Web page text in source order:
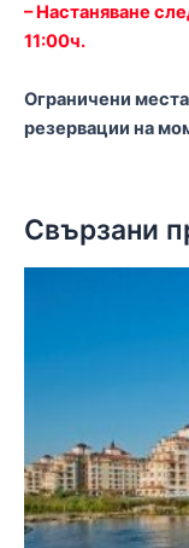
– Настаняване
11:00ч.
Ограничени
резервации на
Свързани